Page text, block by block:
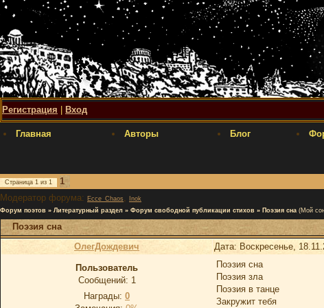
Регистрация Вход
Главная Авторы Блог
Страница 1 из 1
1
Модератор форума: Ecce_Chaos ,
Inok
Форум поэтов » Литературный раздел » Форум свободной публикации стихов » Поэзия сна (Мой
Поэзия сна
ОлегДождевич
Дата: Воскресенье,
Пользователь
Сообщений: 1
Награды: 0
Поэзия сна
Поэзия зла
Поэзия в танце
Закружит тебя